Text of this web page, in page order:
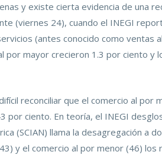
y existe cierta evidencia de una
(viernes 24), cuando el INEGI
(antes conocido como ventas
por mayor crecieron 1.3 por ciento y
reconciliar que el comercio al
por ciento. En teoría, el INEGI
(SCIAN) llama la desagregación a
y el comercio al por menor (46)